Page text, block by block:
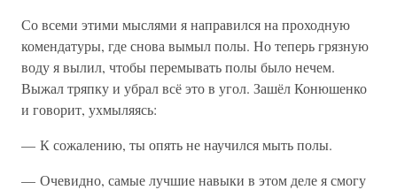
Со всеми этими мыслями я направился на проходную
комендатуры, где снова вымыл полы. Но теперь грязную
воду я вылил, чтобы перемывать полы было нечем.
Выжал тряпку и убрал всё это в угол. Зашёл Конюшенко
и говорит, ухмыляясь:
— К сожалению, ты опять не научился мыть полы.
— Очевидно, самые лучшие навыки в этом деле я смогу